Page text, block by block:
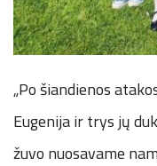
„Po šiandienos
Eugenija ir trys jų
žuvo nuosavame